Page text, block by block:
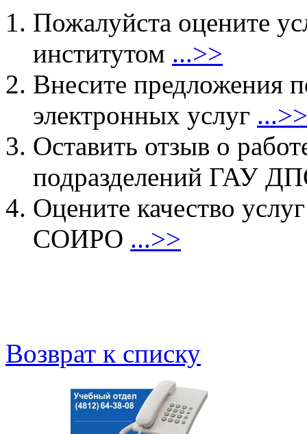
Пожалуйста оцените
институтом ...>>
Внесите предложения
электронных услуг ...>>
Оставить отзыв о
подразделений ГАУ
Оцените качество
СОИРО ...>>
Возврат к списку